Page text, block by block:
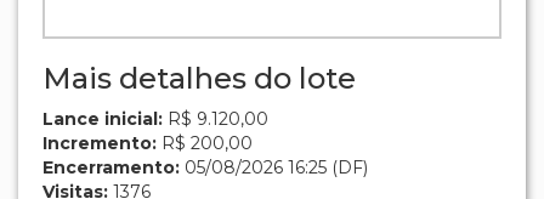
Mais detalhes do lote
Lance inicial: R$ 9.120,00
Incremento: R$ 200,00
Encerramento: 05/08/2026 16:25 (DF)
Visitas: 1376